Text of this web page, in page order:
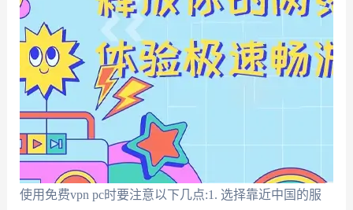
使用免费vpn pc时要注意以下几点:1. 选择靠近中国的服